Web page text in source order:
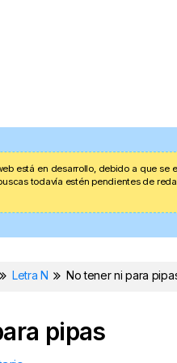
está en desarrollo, debido a que
todavía estén pendientes de
Letra N No tener ni para
pipas